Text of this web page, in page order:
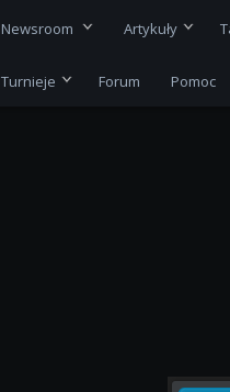
Newsroom Artykuły
Turnieje Forum Pomoc